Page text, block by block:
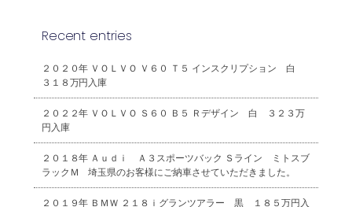
Recent entries
２０２０年 ＶＯＬＶＯ Ｖ６０ Ｔ５ インスクリプション 白
３１８万円入庫
２０２２年 ＶＯＬＶＯ Ｓ６０ Ｂ５ Ｒデザイン 白 ３２３万
円入庫
２０１８年 Ａｕｄｉ Ａ３スポーツバック Ｓライン ミトスブ
ラックＭ 埼玉県のお客様にご納車させていただきました。
２０１９年 ＢＭＷ ２１８ｉグランツアラー 黒 １８５万円入